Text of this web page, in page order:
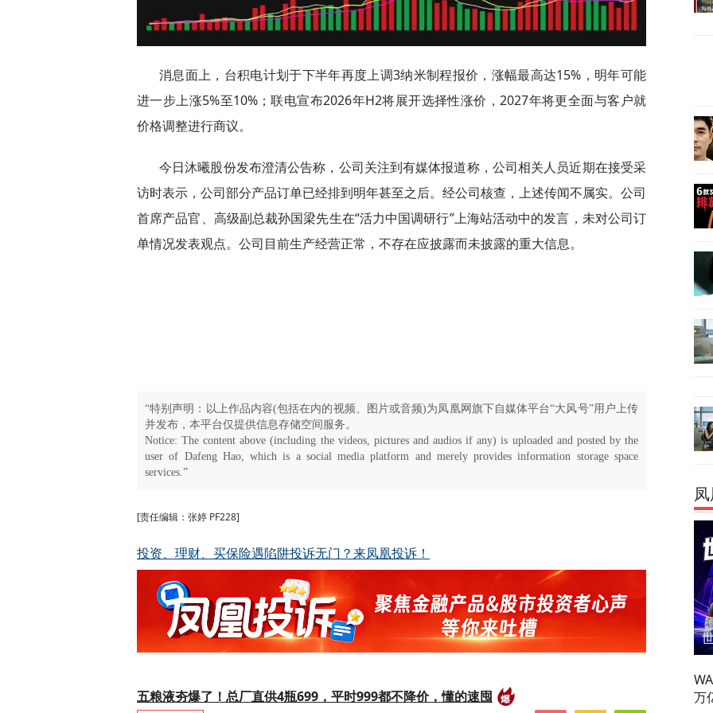
消息面上，台积电计划于下半年再度上调3纳米制程报价，涨幅最高达15%，明年可能
进一步上涨5%至10%；联电宣布2026年H2将展开选择性涨价，2027年将更全面与客户就
价格调整进行商议。
今日沐曦股份发布澄清公告称，公司关注到有媒体报道称，公司相关人员近期在接受采
访时表示，公司部分产品订单已经排到明年甚至之后。经公司核查，上述传闻不属实。公司
首席产品官、高级副总裁孙国梁先生在“活力中国调研行”上海站活动中的发言，未对公司订
单情况发表观点。公司目前生产经营正常，不存在应披露而未披露的重大信息。
“特别声明：以上作品内容(包括在内的视频、图片或音频)为凤凰网旗下自媒体平台“大风号”用户上传
并发布，本平台仅提供信息存储空间服务。
Notice: The content above (including the videos, pictures and audios if any) is uploaded and posted by the
user of Dafeng Hao, which is a social media platform and merely provides information storage space
services.”
[责任编辑：张婷 PF228]
投资、理财、买保险遇陷阱投诉无门？来凤凰投诉！
五粮液夯爆了！总厂直供4瓶699，平时999都不降价，懂的速囤
万